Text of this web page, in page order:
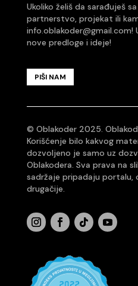
Ukoliko želiš da sarađuješ
partnerstvo, projekat ili
info.oblakoder@gmail.com!
nove predloge i ideje!
PIŠI NAM
© Oblakoder 2025.
Korišćenje bilo kakvog
dozvoljeno je samo uz
Oblakodera. Sva prava na
sadržaje pripadaju portalu,
drugačije.